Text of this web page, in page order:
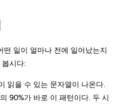
떤 일이 얼마나 전에 일어났는지
시다:
읽을 수 있는 문자열이 나온다.
90%가 바로 이 패턴이다. 두 시